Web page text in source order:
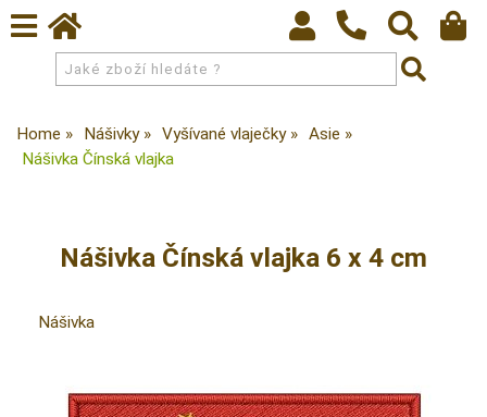
Home Nášivky Vyšívané vlaječky
Asie
Nášivka Čínská vlajka
Nášivka Čínská vlajka 6 x 4 cm
Nášivka